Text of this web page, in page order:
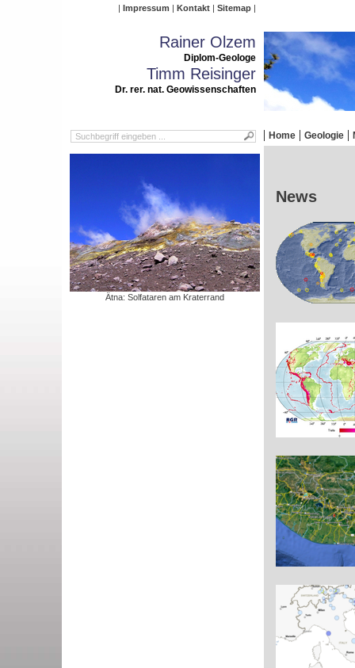
Impressum Kontakt Sitemap
Rainer Olzem
Diplom-Geologe
Timm Reisinger
Dr. rer. nat. Geowissenschaften
Home Geologie
Ätna: Solfataren am Kraterrand
News